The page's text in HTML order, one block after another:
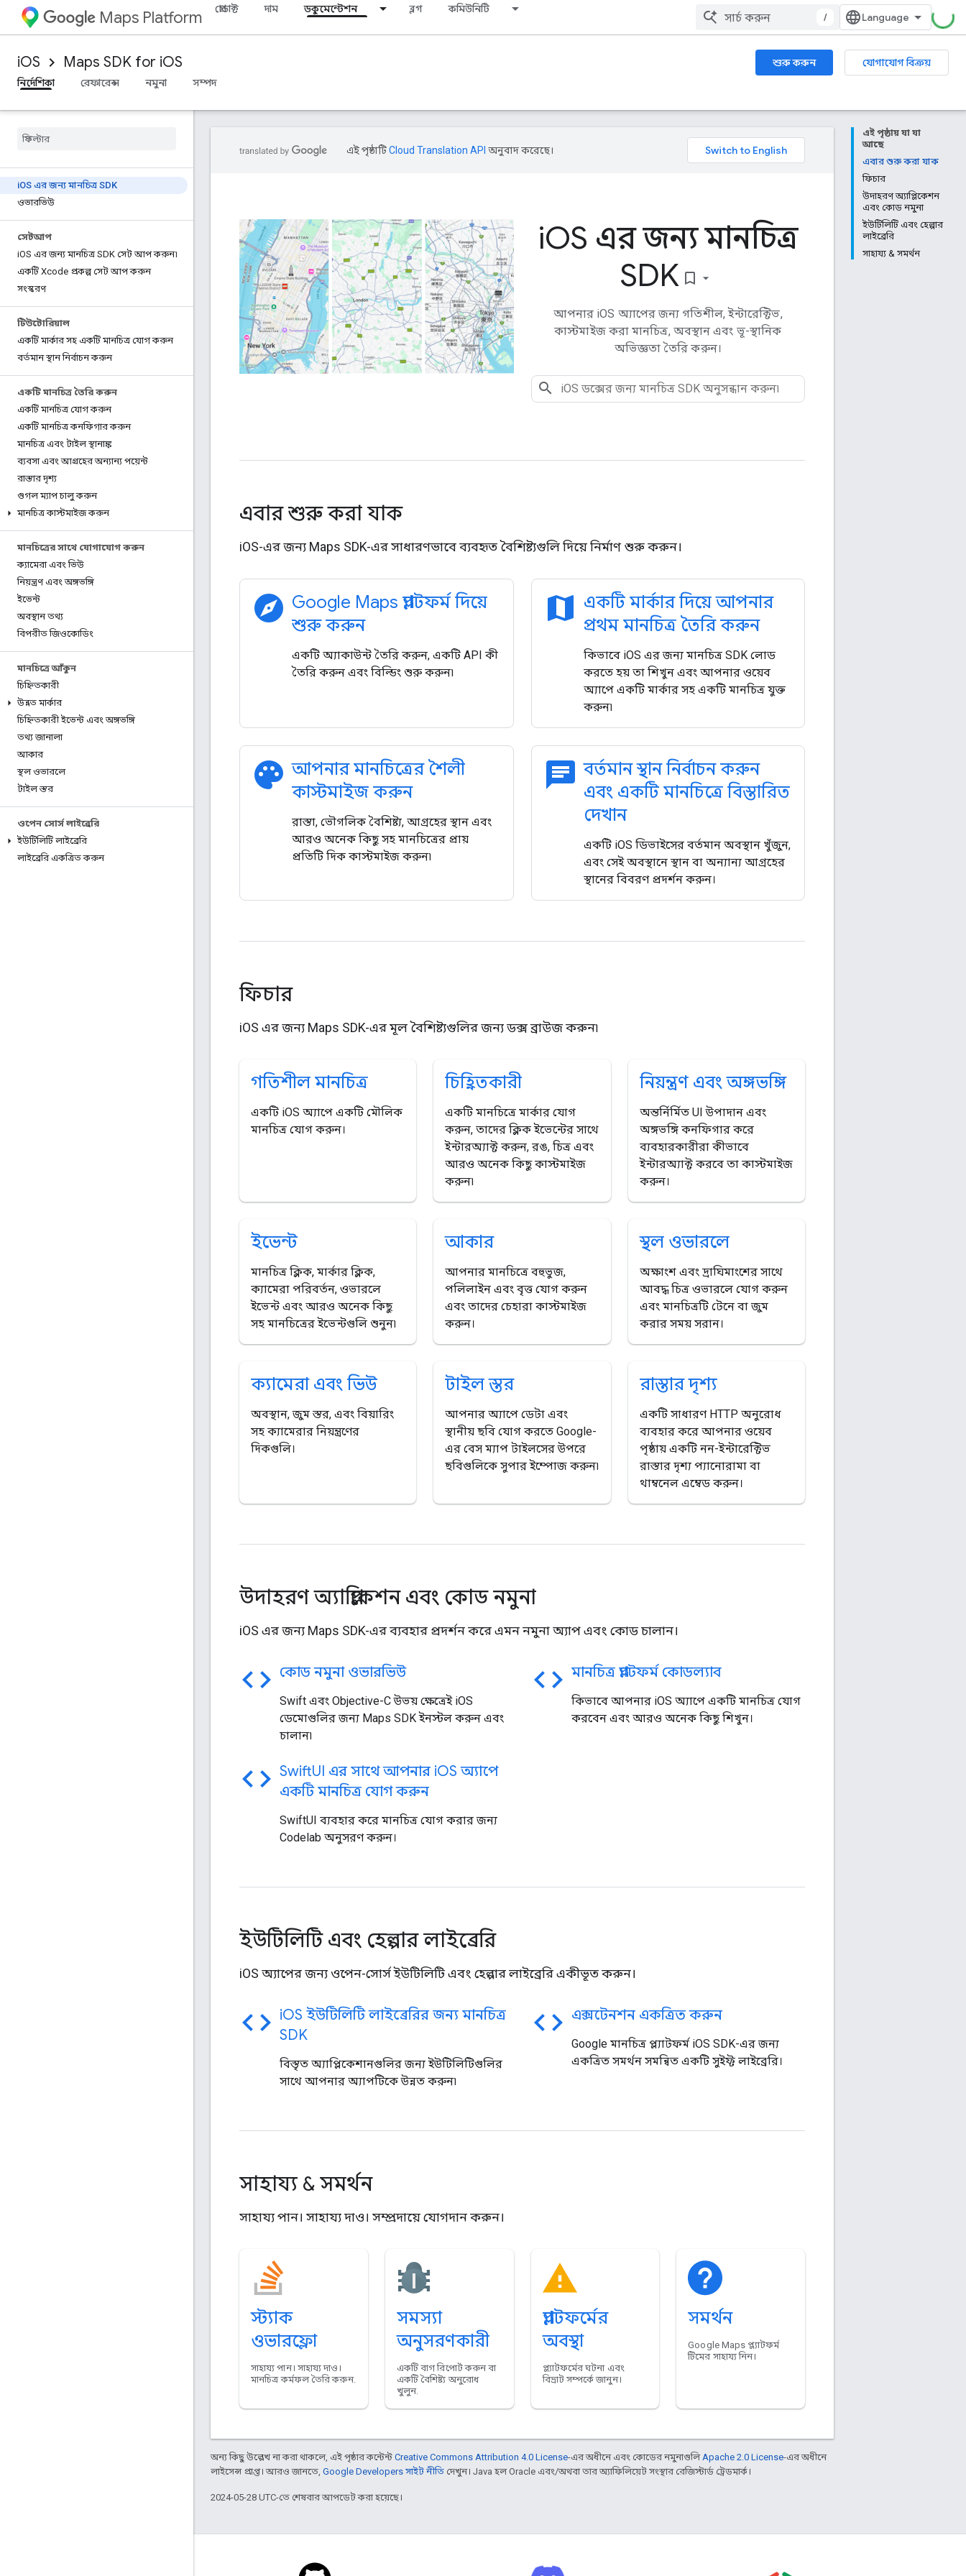
Maps Platform প্রোডাক্ট দাম ডকুমেন্টেশন ব্লগ কমিউনিটি
/
iOS Maps SDK for iOS শুরু করুন
যোগাযোগ বিক্রয়
নির্দেশিকা
রেফারেন্স নমুনা সম্পদ
iOS এর জন্য মানচিত্র SDK
ওভারভিউ
সেটআপ
iOS এর জন্য মানচিত্র SDK সেট আপ করুন৷
একটি Xcode প্রকল্প সেট আপ করুন
সংস্করণ
টিউটোরিয়াল
একটি মার্কার সহ একটি মানচিত্র যোগ করুন
বর্তমান স্থান নির্বাচন করুন
একটি মানচিত্র তৈরি করুন
একটি মানচিত্র যোগ করুন
একটি মানচিত্র কনফিগার করুন
মানচিত্র এবং টাইল স্থানাঙ্ক
ব্যবসা এবং আগ্রহের অন্যান্য পয়েন্ট
রাস্তার দৃশ্য
গুগল ম্যাপ চালু করুন
মানচিত্র কাস্টমাইজ করুন
মানচিত্রের সাথে যোগাযোগ করুন
ক্যামেরা এবং ভিউ
নিয়ন্ত্রণ এবং অঙ্গভঙ্গি
ইভেন্ট
অবস্থান তথ্য
বিপরীত জিওকোডিং
মানচিত্রে আঁকুন
চিহ্নিতকারী
উন্নত মার্কার
চিহ্নিতকারী ইভেন্ট এবং অঙ্গভঙ্গি
তথ্য জানালা
আকার
স্থল ওভারলে
টাইল স্তর
ওপেন সোর্স লাইব্রেরি
ইউটিলিটি লাইব্রেরি
লাইব্রেরি একত্রিত করুন
এই পৃষ্ঠায় যা যা
আছে
এবার শুরু করা যাক
ফিচার
উদাহরণ অ্যাপ্লিকেশন
এবং কোড নমুনা
ইউটিলিটি এবং হেল্পার
লাইব্রেরি
সাহায্য & সমর্থন
এই পৃষ্ঠাটিCloud Translation API অনুবাদ করেছে।
iOS এর জন্য মানচিত্র
SDK bookmark_border
আপনার iOS অ্যাপের জন্য গতিশীল, ইন্টারেক্টিভ,
কাস্টমাইজ করা মানচিত্র, অবস্থান এবং ভূ-স্থানিক
অভিজ্ঞতা তৈরি করুন।
এবার শুরু করা যাক
iOS-এর জন্য Maps SDK-এর সাধারণভাবে ব্যবহৃত বৈশিষ্ট্যগুলি দিয়ে নির্মাণ শুরু করুন।
explore Google Maps প্ল্যাটফর্ম দিয়ে
শুরু করুন
একটি অ্যাকাউন্ট তৈরি করুন, একটি API কী
তৈরি করুন এবং বিল্ডিং শুরু করুন৷
map একটি মার্কার দিয়ে আপনার
প্রথম মানচিত্র তৈরি করুন
কিভাবে iOS এর জন্য মানচিত্র SDK লোড
করতে হয় তা শিখুন এবং আপনার ওয়েব
অ্যাপে একটি মার্কার সহ একটি মানচিত্র যুক্ত
করুন৷
palette আপনার মানচিত্রের শৈলী
কাস্টমাইজ করুন
রাস্তা, ভৌগলিক বৈশিষ্ট্য, আগ্রহের স্থান এবং
আরও অনেক কিছু সহ মানচিত্রের প্রায়
প্রতিটি দিক কাস্টমাইজ করুন৷
chat বর্তমান স্থান নির্বাচন করুন
এবং একটি মানচিত্রে বিস্তারিত
দেখান
একটি iOS ডিভাইসের বর্তমান অবস্থান খুঁজুন,
এবং সেই অবস্থানে স্থান বা অন্যান্য আগ্রহের
স্থানের বিবরণ প্রদর্শন করুন।
ফিচার
iOS এর জন্য Maps SDK-এর মূল বৈশিষ্ট্যগুলির জন্য ডক্স ব্রাউজ করুন৷
গতিশীল মানচিত্র
একটি iOS অ্যাপে একটি মৌলিক
মানচিত্র যোগ করুন।
চিহ্নিতকারী
একটি মানচিত্রে মার্কার যোগ
করুন, তাদের ক্লিক ইভেন্টের সাথে
ইন্টারঅ্যাক্ট করুন, রঙ, চিত্র এবং
আরও অনেক কিছু কাস্টমাইজ
করুন৷
নিয়ন্ত্রণ এবং অঙ্গভঙ্গি
অন্তর্নির্মিত UI উপাদান এবং
অঙ্গভঙ্গি কনফিগার করে
ব্যবহারকারীরা কীভাবে
ইন্টারঅ্যাক্ট করবে তা কাস্টমাইজ
করুন।
ইভেন্ট
মানচিত্র ক্লিক, মার্কার ক্লিক,
ক্যামেরা পরিবর্তন, ওভারলে
ইভেন্ট এবং আরও অনেক কিছু
সহ মানচিত্রের ইভেন্টগুলি শুনুন৷
আকার
আপনার মানচিত্রে বহুভুজ,
পলিলাইন এবং বৃত্ত যোগ করুন
এবং তাদের চেহারা কাস্টমাইজ
করুন।
স্থল ওভারলে
অক্ষাংশ এবং দ্রাঘিমাংশের সাথে
আবদ্ধ চিত্র ওভারলে যোগ করুন
এবং মানচিত্রটি টেনে বা জুম
করার সময় সরান।
ক্যামেরা এবং ভিউ
অবস্থান, জুম স্তর, এবং বিয়ারিং
সহ ক্যামেরার নিয়ন্ত্রণের
দিকগুলি।
টাইল স্তর
আপনার অ্যাপে ডেটা এবং
স্থানীয় ছবি যোগ করতে Google-
এর বেস ম্যাপ টাইলসের উপরে
ছবিগুলিকে সুপার ইম্পোজ করুন৷
রাস্তার দৃশ্য
একটি সাধারণ HTTP অনুরোধ
ব্যবহার করে আপনার ওয়েব
পৃষ্ঠায় একটি নন-ইন্টারেক্টিভ
রাস্তার দৃশ্য প্যানোরামা বা
থাম্বনেল এম্বেড করুন।
উদাহরণ অ্যাপ্লিকেশন এবং কোড নমুনা
iOS এর জন্য Maps SDK-এর ব্যবহার প্রদর্শন করে এমন নমুনা অ্যাপ এবং কোড চালান।
code কোড নমুনা ওভারভিউ
Swift এবং Objective-C উভয় ক্ষেত্রেই iOS
ডেমোগুলির জন্য Maps SDK ইনস্টল করুন এবং
চালান৷
code মানচিত্র প্ল্যাটফর্ম কোডল্যাব
কিভাবে আপনার iOS অ্যাপে একটি মানচিত্র যোগ
করবেন এবং আরও অনেক কিছু শিখুন।
code SwiftUI এর সাথে আপনার iOS অ্যাপে
একটি মানচিত্র যোগ করুন
SwiftUI ব্যবহার করে মানচিত্র যোগ করার জন্য
Codelab অনুসরণ করুন।
ইউটিলিটি এবং হেল্পার লাইব্রেরি
iOS অ্যাপের জন্য ওপেন-সোর্স ইউটিলিটি এবং হেল্পার লাইব্রেরি একীভূত করুন।
code iOS ইউটিলিটি লাইব্রেরির জন্য মানচিত্র
SDK
বিস্তৃত অ্যাপ্লিকেশানগুলির জন্য ইউটিলিটিগুলির
সাথে আপনার অ্যাপটিকে উন্নত করুন৷
code এক্সটেনশন একত্রিত করুন
Google মানচিত্র প্ল্যাটফর্ম iOS SDK-এর জন্য
একত্রিত সমর্থন সমন্বিত একটি সুইফ্ট লাইব্রেরি।
সাহায্য & সমর্থন
সাহায্য পান। সাহায্য দাও। সম্প্রদায়ে যোগদান করুন।
স্ট্যাক
ওভারফ্লো
সাহায্য পান। সাহায্য দাও।
মানচিত্র কর্মফল তৈরি করুন.
সমস্যা
অনুসরণকারী
একটি বাগ রিপোর্ট করুন বা
একটি বৈশিষ্ট্য অনুরোধ
খুলুন.
প্ল্যাটফর্মের
অবস্থা
প্ল্যাটফর্মের ঘটনা এবং
বিভ্রাট সম্পর্কে জানুন।
সমর্থন
Google Maps প্ল্যাটফর্ম
টিমের সাহায্য নিন।
অন্য কিছু উল্লেখ না করা থাকলে, এই পৃষ্ঠার কন্টেন্ট Creative Commons Attribution 4.0 License-এর অধীনে এবং কোডের নমুনাগুলিApache 2.0 License-এর অধীনে
লাইসেন্স প্রাপ্ত। আরও জানতে, Google Developers সাইট নীতি দেখুন। Java হল Oracle এবং/অথবা তার অ্যাফিলিয়েট সংস্থার রেজিস্টার্ড ট্রেডমার্ক।
2024-05-28 UTC-তে শেষবার আপডেট করা হয়েছে।